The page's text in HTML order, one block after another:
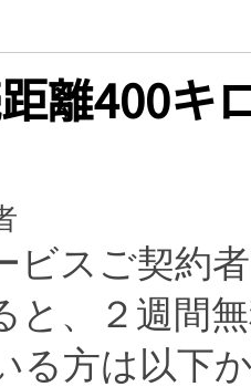
離400キ
ビスご契約
と、２週間
る方は以下